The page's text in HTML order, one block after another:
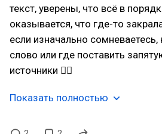
текст, уверены, что всё в
оказывается, что где-то
если изначально сомневаетесь,
слово или где поставить
источники 👇🏻
Показать полностью